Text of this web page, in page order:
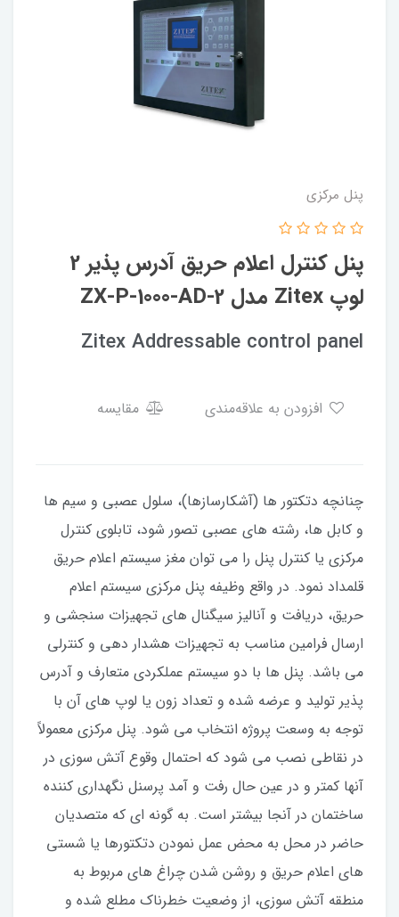
پنل مرکزی
پنل کنترل اعلام حریق آدرس پذیر 2
لوپ Zitex مدل ZX-P-1000-AD-2
Zitex Addressable control panel
مقایسه
چنانچه دتکتور ها (آشکارسازها)، سلول عصبی و سیم ها
و کابل ها، رشته های عصبی تصور شود، تابلوی کنترل
مرکزی یا کنترل پنل را می توان مغز سیستم اعلام حریق
قلمداد نمود. در واقع وظیفه پنل مرکزی سیستم اعلام
حریق، دریافت و آنالیز سیگنال های تجهیزات سنجشی و
ارسال فرامین مناسب به تجهیزات هشدار دهی و کنترلی
می باشد. پنل ها با دو سیستم عملکردی متعارف و آدرس
پذیر تولید و عرضه شده و تعداد زون یا لوپ های آن با
توجه به وسعت پروژه انتخاب می شود. پنل مرکزی معمولاً
در نقاطی نصب می شود که احتمال وقوع آتش سوزی در
آنها کمتر و در عین حال رفت و آمد پرسنل نگهداری کننده
ساختمان در آنجا بیشتر است. به گونه ای که متصدیان
حاضر در محل به محض عمل نمودن دتکتورها یا شستی
های اعلام حریق و روشن شدن چراغ های مربوط به
منطقه آتش سوزی، از وضعیت خطرناک مطلع شده و